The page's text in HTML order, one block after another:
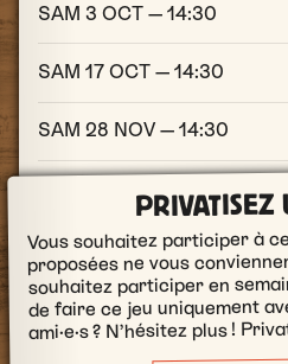
SAM 3 OCT — 14:30
SAM 17 OCT — 14:30
SAM 28 NOV — 14:30
PRIVATISEZ
Vous souhaitez participer à
proposées ne vous
souhaitez participer en
de faire ce jeu uniquement
ami·e·s ? N’hésitez plus !